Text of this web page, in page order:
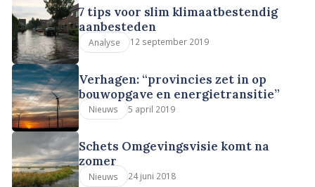
7 tips voor slim klimaatbestendig
aanbesteden
Analyse 12 september 2019
Verhagen: “provincies zet in op
bouwopgave en energietransitie”
Nieuws 5 april 2019
Schets Omgevingsvisie komt na
zomer
Nieuws 24 juni 2018